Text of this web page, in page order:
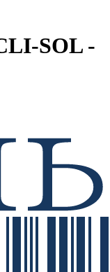
SOL -